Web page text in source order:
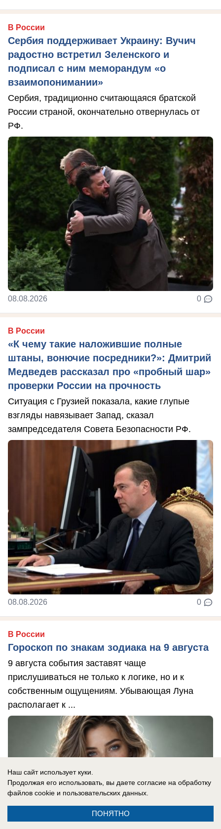
В России
Сербия поддерживает Украину: Вучич
радостно встретил Зеленского и
подписал с ним меморандум «о
взаимопонимании»
Сербия, традиционно считающаяся братской
России страной, окончательно отвернулась от
РФ.
08.08.2026 0
В России
«К чему такие наложившие полные
штаны, вонючие посредники?»: Дмитрий
Медведев рассказал про «пробный шар»
проверки России на прочность
Ситуация с Грузией показала, какие глупые
взгляды навязывает Запад, сказал
зампредседателя Совета Безопасности РФ.
08.08.2026 0
В России
Гороскоп по знакам зодиака на 9 августа
9 августа события заставят чаще
прислушиваться не только к логике, но и к
собственным ощущениям. Убывающая Луна
располагает к ...
Наш сайт использует куки.
Продолжая его использовать, вы даете согласие на обработку
файлов cookie и пользовательских данных.
ПОНЯТНО